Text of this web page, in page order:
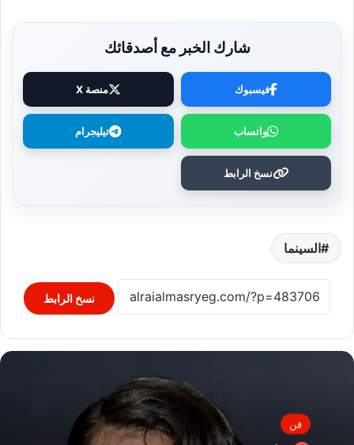
شارك الخبر مع أصدقائك
فيسبوك منصة X
واتساب تيليجرام
نسخ الرابط
السينما
نسخ الرابط
فن